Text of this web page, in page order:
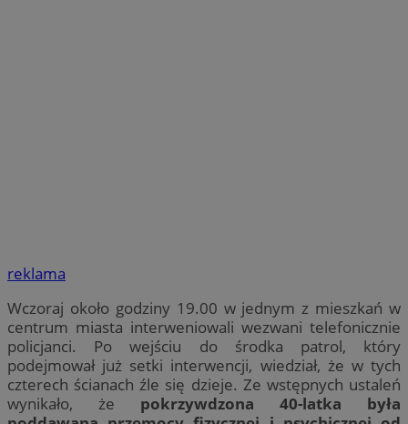
reklama
Wczoraj około godziny 19.00 w jednym z mieszkań w
centrum miasta interweniowali wezwani telefonicznie
policjanci. Po wejściu do środka patrol, który
podejmował już setki interwencji, wiedział, że w tych
czterech ścianach źle się dzieje. Ze wstępnych ustaleń
wynikało, że pokrzywdzona 40-latka była